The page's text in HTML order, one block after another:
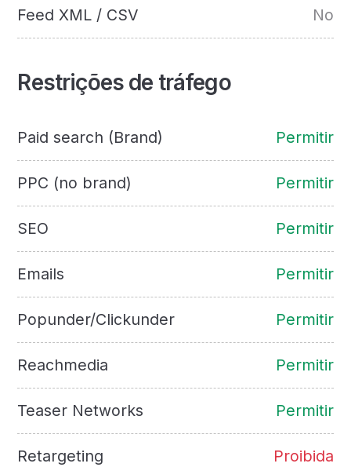
Feed XML / CSV No
Restrições de tráfego
Paid search (Brand) Permitir
PPC (no brand) Permitir
SEO Permitir
Emails Permitir
Popunder/Clickunder Permitir
Reachmedia Permitir
Teaser Networks Permitir
Retargeting Proibida